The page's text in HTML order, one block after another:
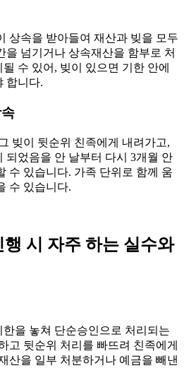
상속을 받아들여 재산과 빚을 모두
을 넘기거나 상속재산을 함부로 처
수 있어, 빚이 있으면 기한 안에
합니다.
빚이 뒷순위 친족에게 내려가고,
되었음을 안 날부터 다시 3개월 안
수 있습니다. 가족 단위로 함께 움
수 있습니다.
시 자주 하는 실수와
을 놓쳐 단순승인으로 처리되는
고 뒷순위 처리를 빠뜨려 친족에게
산을 일부 처분하거나 예금을 빼낸